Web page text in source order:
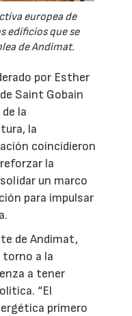
europea de
edificios que se
de Andimat.
por Esther
Saint Gobain
la
la
coincidieron
la
un marco
para impulsar
de Andimat,
torno a la
a tener
“El
primero